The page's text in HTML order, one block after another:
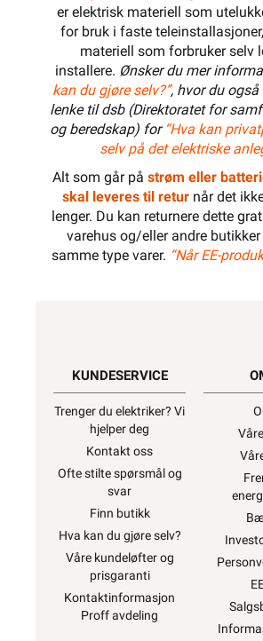
er elektrisk materiell som
for bruk i faste
materiell som forbruker selv
installere. Ønsker du mer
kan du gjøre selv?”, hvor du også
lenke til dsb (Direktoratet for
og beredskap) for “Hva kan
selv på det elektriske
Alt som går på strøm eller
skal leveres til returnår det
lenger. Du kan returnere dette
varehus og/eller andre
samme type varer. “Når EE-
KUNDESERVICE
Trenger du elektriker? Vi
hjelper deg
Kontakt oss
Ofte stilte spørsmål og
svar
Finn butikk
Hva kan du gjøre selv?
Våre kundeløfter og
prisgaranti
Kontaktinformasjon
Proff avdeling